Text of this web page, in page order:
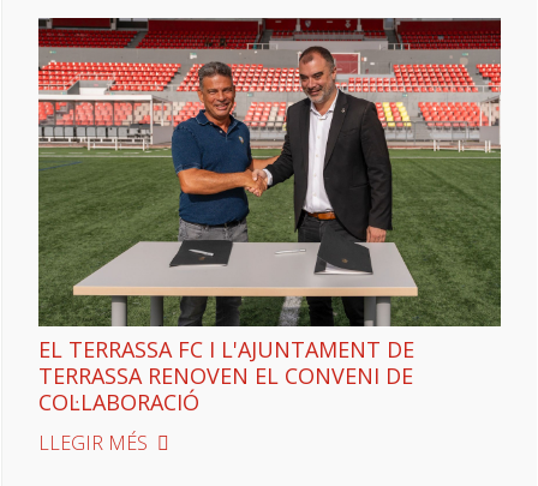
EL TERRASSA FC I L'AJUNTAMENT DE
TERRASSA RENOVEN EL CONVENI DE
COL·LABORACIÓ
LLEGIR MÉS